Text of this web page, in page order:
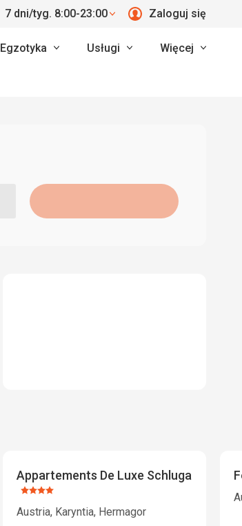
7 dni/tyg. 8:00-23:00 Zaloguj się
Egzotyka Usługi Więcej
Appartements De Luxe Schluga
Ocena:
4/5
Austria, Karyntia, Hermagor